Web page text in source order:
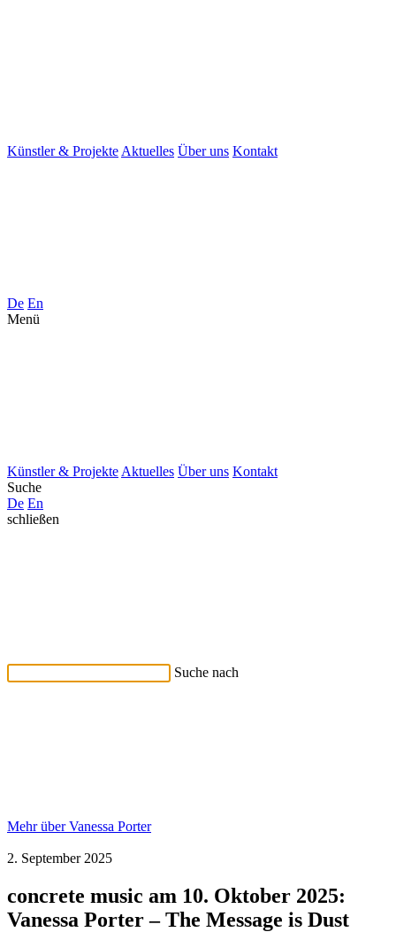
Künstler & Projekte Aktuelles Über uns Kontakt
De En
Menü
Künstler & Projekte Aktuelles Über uns Kontakt
Suche
De En
schließen
Suche nach
Mehr über Vanessa Porter
2. September 2025
concrete music am 10. Oktober 2025:
Vanessa Porter – The Message is Dust